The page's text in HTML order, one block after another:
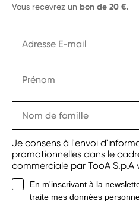
Vous recevrez un bon de 20 €.
Je consens à l'envoi
promotionnelles dans le
commerciale par TooA S.p.A
En m'inscrivant à la
traite mes données